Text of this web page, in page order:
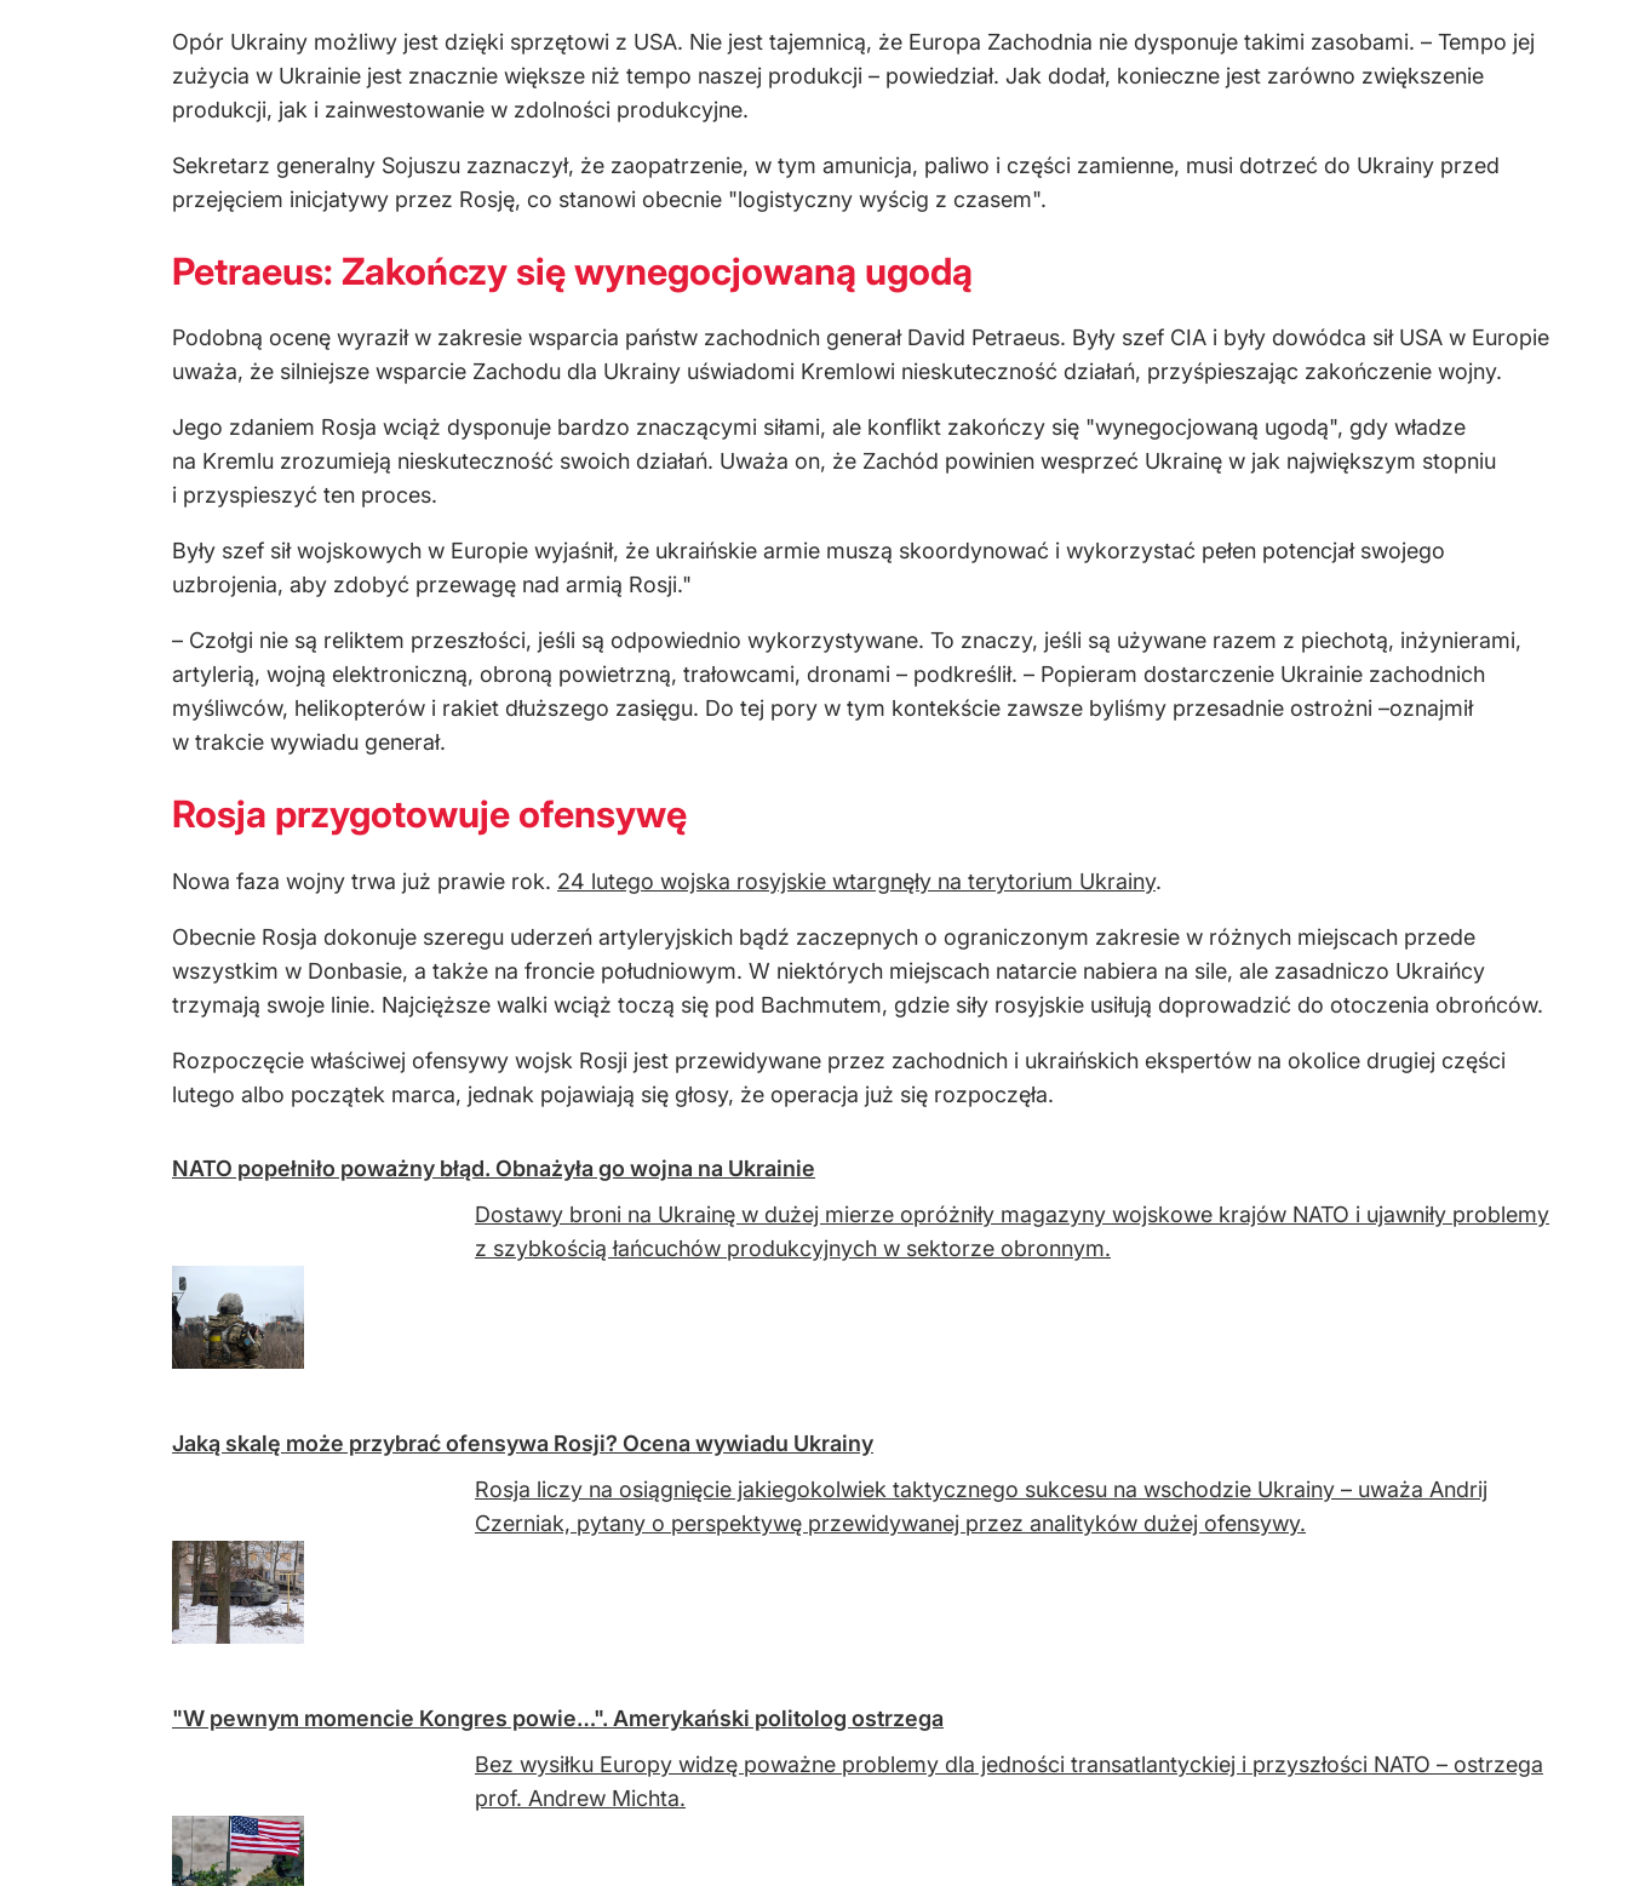
Opór Ukrainy możliwy jest dzięki sprzętowi z USA. Nie jest tajemnicą, że Europa Zachodnia nie dysponuje takimi zasobami. – Tempo jej
zużycia w Ukrainie jest znacznie większe niż tempo naszej produkcji – powiedział. Jak dodał, konieczne jest zarówno zwiększenie
produkcji, jak i zainwestowanie w zdolności produkcyjne.
Sekretarz generalny Sojuszu zaznaczył, że zaopatrzenie, w tym amunicja, paliwo i części zamienne, musi dotrzeć do Ukrainy przed
przejęciem inicjatywy przez Rosję, co stanowi obecnie "logistyczny wyścig z czasem".
Petraeus: Zakończy się wynegocjowaną ugodą
Podobną ocenę wyraził w zakresie wsparcia państw zachodnich generał David Petraeus. Były szef CIA i były dowódca sił USA w Europie
uważa, że silniejsze wsparcie Zachodu dla Ukrainy uświadomi Kremlowi nieskuteczność działań, przyśpieszając zakończenie wojny.
Jego zdaniem Rosja wciąż dysponuje bardzo znaczącymi siłami, ale konflikt zakończy się "wynegocjowaną ugodą", gdy władze
na Kremlu zrozumieją nieskuteczność swoich działań. Uważa on, że Zachód powinien wesprzeć Ukrainę w jak największym stopniu
i przyspieszyć ten proces.
Były szef sił wojskowych w Europie wyjaśnił, że ukraińskie armie muszą skoordynować i wykorzystać pełen potencjał swojego
uzbrojenia, aby zdobyć przewagę nad armią Rosji."
– Czołgi nie są reliktem przeszłości, jeśli są odpowiednio wykorzystywane. To znaczy, jeśli są używane razem z piechotą, inżynierami,
artylerią, wojną elektroniczną, obroną powietrzną, trałowcami, dronami – podkreślił. – Popieram dostarczenie Ukrainie zachodnich
myśliwców, helikopterów i rakiet dłuższego zasięgu. Do tej pory w tym kontekście zawsze byliśmy przesadnie ostrożni –oznajmił
w trakcie wywiadu generał.
Rosja przygotowuje ofensywę
Nowa faza wojny trwa już prawie rok. 24 lutego wojska rosyjskie wtargnęły na terytorium Ukrainy.
Obecnie Rosja dokonuje szeregu uderzeń artyleryjskich bądź zaczepnych o ograniczonym zakresie w różnych miejscach przede
wszystkim w Donbasie, a także na froncie południowym. W niektórych miejscach natarcie nabiera na sile, ale zasadniczo Ukraińcy
trzymają swoje linie. Najcięższe walki wciąż toczą się pod Bachmutem, gdzie siły rosyjskie usiłują doprowadzić do otoczenia obrońców.
Rozpoczęcie właściwej ofensywy wojsk Rosji jest przewidywane przez zachodnich i ukraińskich ekspertów na okolice drugiej części
lutego albo początek marca, jednak pojawiają się głosy, że operacja już się rozpoczęła.
NATO popełniło poważny błąd. Obnażyła go wojna na Ukrainie
Dostawy broni na Ukrainę w dużej mierze opróżniły magazyny wojskowe krajów NATO i ujawniły problemy
z szybkością łańcuchów produkcyjnych w sektorze obronnym.
Jaką skalę może przybrać ofensywa Rosji? Ocena wywiadu Ukrainy
Rosja liczy na osiągnięcie jakiegokolwiek taktycznego sukcesu na wschodzie Ukrainy – uważa Andrij
Czerniak, pytany o perspektywę przewidywanej przez analityków dużej ofensywy.
"W pewnym momencie Kongres powie…". Amerykański politolog ostrzega
Bez wysiłku Europy widzę poważne problemy dla jedności transatlantyckiej i przyszłości NATO – ostrzega
prof. Andrew Michta.